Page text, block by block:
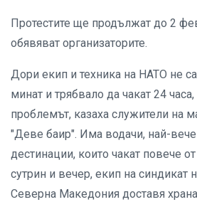
Протестите ще продължат до 2
обявяват организаторите.
Дори екип и техника на НАТО не
минат и трябвало да чакат 24
проблемът, казаха служители на
"Деве баир". Има водачи, най-
дестинации, които чакат повече
сутрин и вечер, екип на синдикат
Северна Македония доставя